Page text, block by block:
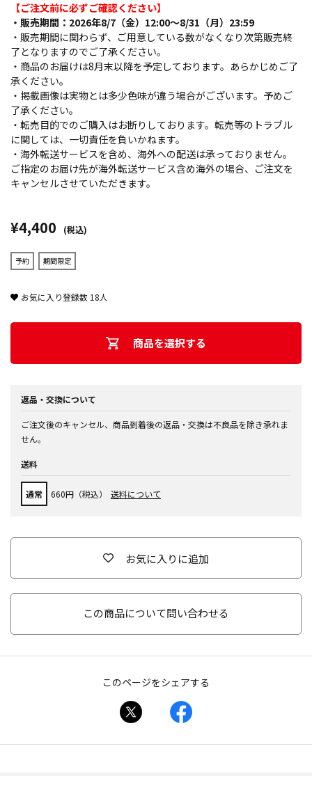
【ご注文前に必ずご確認ください】
・販売期間：2026年8/7（金）12:00～8/31（月）23:59
・販売期間に関わらず、ご用意している数がなくなり次第販売終
了となりますのでご了承ください。
・商品のお届けは8月末以降を予定しております。あらかじめご了
承ください。
・掲載画像は実物とは多少色味が違う場合がございます。予めご
了承ください。
・転売目的でのご購入はお断りしております。転売等のトラブル
に関しては、一切責任を負いかねます。
・海外転送サービスを含め、海外への配送は承っておりません。
ご指定のお届け先が海外転送サービス含め海外の場合、ご注文を
キャンセルさせていただきます。
¥4,400 (税込)
予約 期間限定
お気に入り登録数 18人
商品を選択する
返品・交換について
ご注文後のキャンセル、商品到着後の返品・交換は不良品を除き承れま
せん。
送料
通常 660円（税込） 送料について
お気に入りに追加
この商品について問い合わせる
このページをシェアする